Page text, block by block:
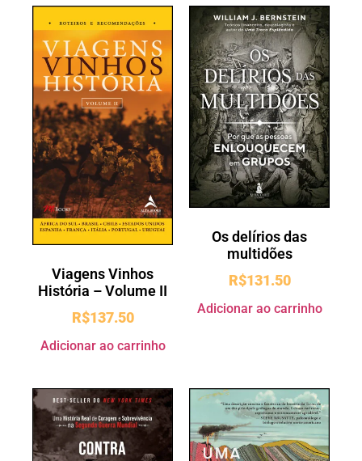
Viagens Vinhos
História – Volume II
R$137.50
Adicionar ao carrinho
Os delírios das
multidões
R$131.50
Adicionar ao carrinho